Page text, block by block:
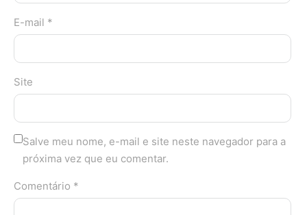
E-mail *
Site
Salve meu nome, e-mail e site neste navegador para a
próxima vez que eu comentar.
Comentário *